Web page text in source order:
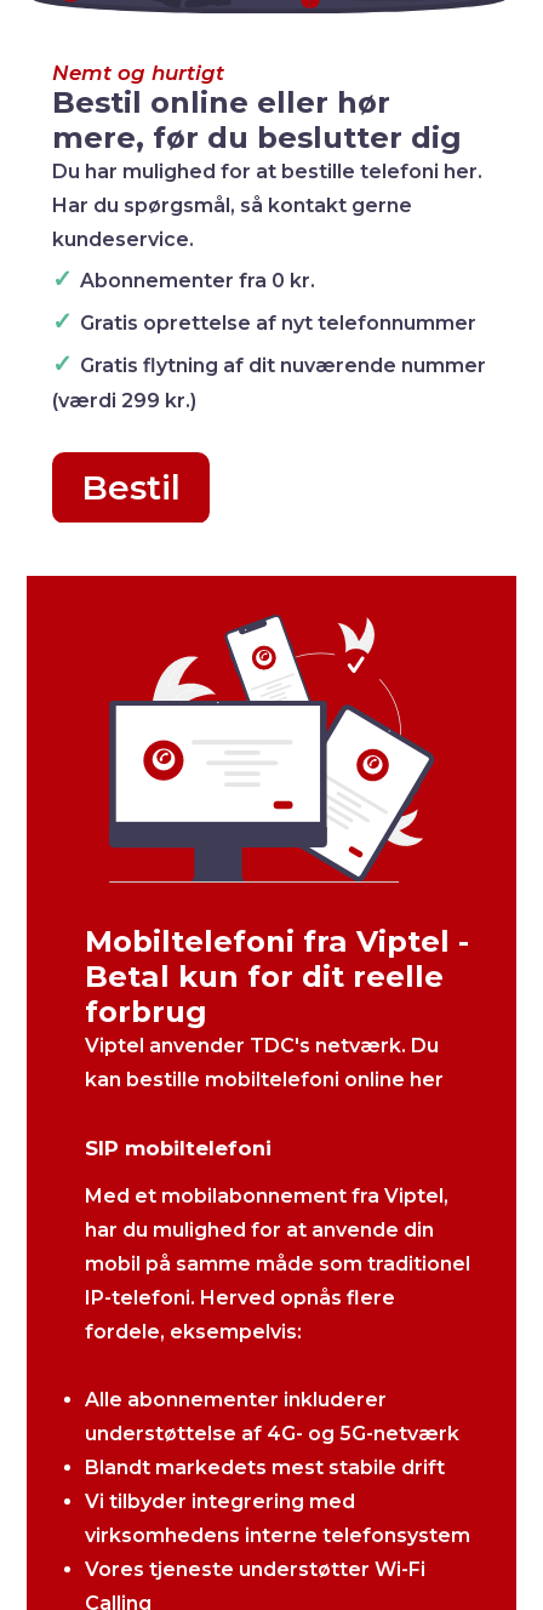
Nemt og hurtigt
Bestil online eller hør
mere, før du beslutter dig
Du har mulighed for at bestille telefoni her.
Har du spørgsmål, så kontakt gerne
kundeservice.
✓Abonnementer fra 0 kr.
✓ Gratis oprettelse af nyt telefonnummer
✓ Gratis flytning af dit nuværende nummer
(værdi 299 kr.)
Bestil
Mobiltelefoni fra Viptel -
Betal kun for dit reelle
forbrug
Viptel anvender TDC's netværk. Du
kan bestille mobiltelefoni online her
SIP mobiltelefoni
Med et mobilabonnement fra Viptel,
har du mulighed for at anvende din
mobil på samme måde som traditionel
IP-telefoni. Herved opnås flere
fordele, eksempelvis:
Alle abonnementer inkluderer
understøttelse af 4G- og 5G-netværk
Blandt markedets mest stabile drift
Vi tilbyder integrering med
virksomhedens interne telefonsystem
Vores tjeneste understøtter Wi-Fi
Calling